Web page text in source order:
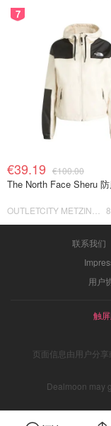
7
€39.19 €100.00
The North Face Sheru
联系我们
用户
触
页面信息由用户分
Dealmoon may